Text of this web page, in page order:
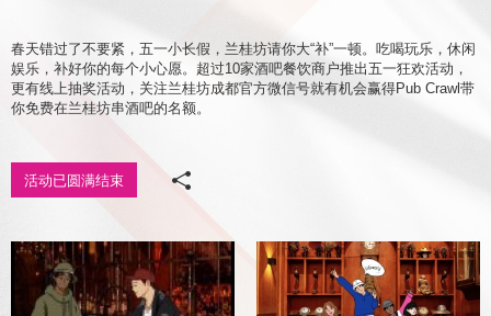
区域位置
春天错过了不要紧，五一小长假，兰桂坊请你大“补”一顿。吃喝玩乐，休闲
娱乐，补好你的每个小心愿。超过10家酒吧餐饮商户推出五一狂欢活动，
更有线上抽奖活动，关注兰桂坊成都官方微信号就有机会赢得Pub Crawl带
你免费在兰桂坊串酒吧的名额。
活动已圆满结束